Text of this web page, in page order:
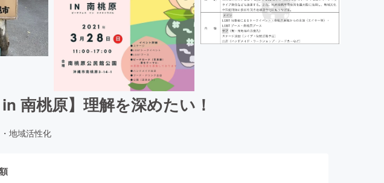
南桃原】理解を深めたい！
地域活性化